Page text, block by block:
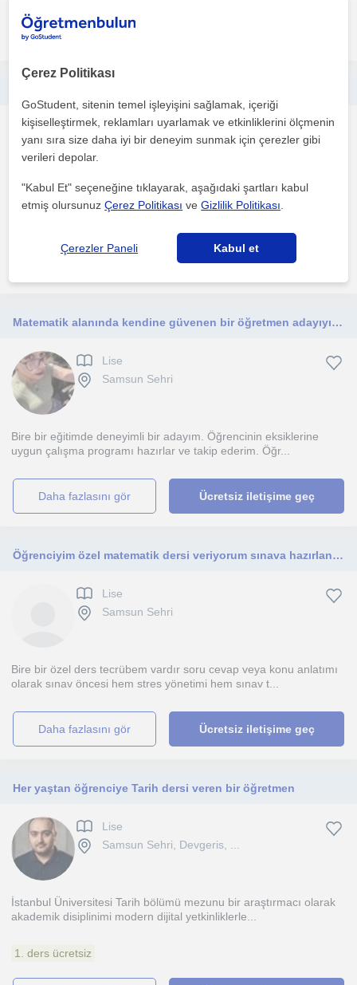
daha fazlasını gör
Lise
Samsun Sehri
Konuları günlük hayatla ilişkilendirerek öğrencinin hafızasına daha
Ücretsiz iletişime geç
Matematik alanında kendine güvenen bir öğretmen adayıyım. Bu derste sorunları olan öğrencilere yol göstermekten mutluluk duyarım.
Lise
Samsun Sehri
Bire bir eğitimde deneyimli bir adayım. Öğrencinin eksiklerine
uygun çalışma programı hazırlar ve takip ederim. Öğr...
daha fazlasını gör Ücretsiz iletişime geç
Öğrenciyim özel matematik dersi veriyorum sınava hazırlanmak isteyenler ulaşabilir
Lise
Samsun Sehri
Bire bir özel ders tecrübem vardır soru cevap veya konu anlatımı
olarak sınav öncesi hem stres yönetimi hem sınav t...
daha fazlasını gör Ücretsiz iletişime geç
Her yaştan öğrenciye Tarih dersi veren bir öğretmen
Lise
Samsun Sehri, Devgeris, ...
İstanbul Üniversitesi Tarih bölümü mezunu bir araştırmacı olarak
akademik disiplinimi modern dijital yetkinliklerle...
1. ders ücretsiz
Çerez Politikası
GoStudent, sitenin temel işleyişini sağlamak, içeriği
kişiselleştirmek, reklamları uyarlamak ve etkinliklerini ölçmenin
yanı sıra size daha iyi bir deneyim sunmak için çerezler gibi
verileri depolar.
"Kabul Et" seçeneğine tıklayarak, aşağıdaki şartları kabul
etmiş olursunuzÇerez Politikası veGizlilik Politikası
Çerezler Paneli Kabul et